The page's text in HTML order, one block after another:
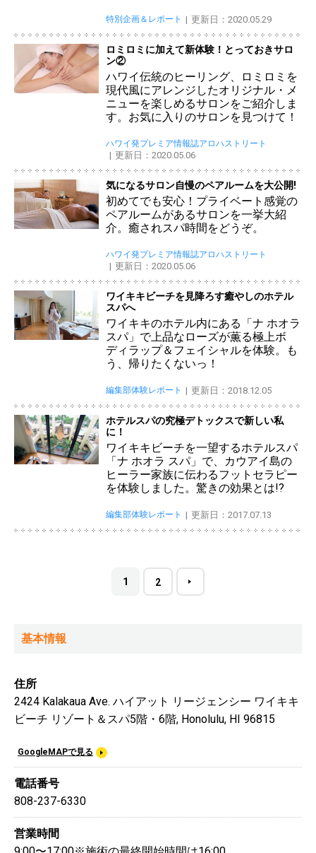
特別企画＆レポート 更新日：2020.05.29
ロミロミに加えて新体験！とっておきサロ
ン②
ハワイ伝統のヒーリング、ロミロミを
現代風にアレンジしたオリジナル・メ
ニューを楽しめるサロンをご紹介しま
す。お気に入りのサロンを見つけて！
ハワイ発プレミア情報誌アロハストリート
更新日：2020.05.06
気になるサロン自慢のペアルームを大公開!
初めてでも安心！プライベート感覚の
ペアルームがあるサロンを一挙大紹
介。癒されスパ時間をどうぞ。
ハワイ発プレミア情報誌アロハストリート
更新日：2020.05.06
ワイキキビーチを見降ろす癒やしのホテル
スパへ
ワイキキのホテル内にある「ナ ホオラ
スパ」で上品なローズが薫る極上ボ
ディラップ＆フェイシャルを体験。も
う、帰りたくないっ！
編集部体験レポート 更新日：2018.12.05
ホテルスパの究極デトックスで新しい私
に！
ワイキキビーチを一望するホテルスパ
「ナ ホオラ スパ」で、カウアイ島の
ヒーラー家族に伝わるフットセラピー
を体験しました。驚きの効果とは!?
編集部体験レポート 更新日：2017.07.13
1 2
基本情報
住所
2424 Kalakaua Ave. ハイアット リージェンシー ワイキキ
ビーチ リゾート＆スパ5階・6階, Honolulu, HI 96815
GoogleMAPで見る
電話番号
808-237-6330
営業時間